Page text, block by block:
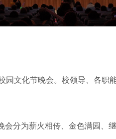
文化节晚会。校领导、各职
为薪火相传、金色满园、